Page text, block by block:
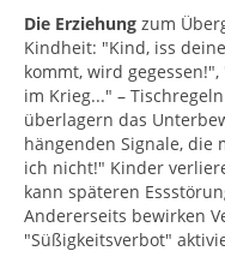
Die Erziehung zum
Kindheit: "Kind, iss
kommt, wird
im Krieg..." –
überlagern das
hängenden Signale, die
ich nicht!" Kinder
kann späteren
Andererseits bewirken
"Süßigkeitsverbot"